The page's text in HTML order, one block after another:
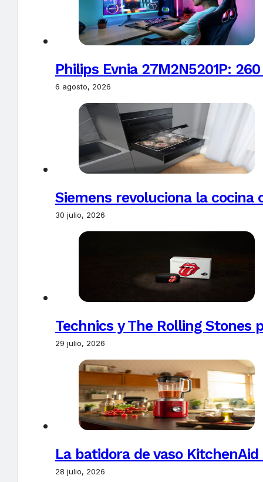
Philips Evnia 27M2N5201P:
6 agosto, 2026
Siemens revoluciona la
30 julio, 2026
Technics y The Rolling Stones
29 julio, 2026
La batidora de vaso
28 julio, 2026